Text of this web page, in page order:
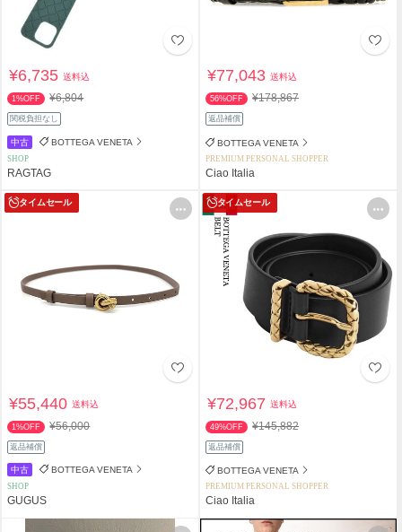
¥6,735送料込
1%OFF ¥6,804
関税負担なし
中古 BOTTEGA VENETA
SHOP
RAGTAG
¥77,043送料込
56%OFF ¥178,867
返品補償
BOTTEGA VENETA
PREMIUM PERSONAL SHOPPER
Ciao Italia
タイムセール
¥55,440送料込
1%OFF ¥56,000
返品補償
中古 BOTTEGA VENETA
SHOP
GUGUS
タイムセール
¥72,967送料込
49%OFF ¥145,882
返品補償
BOTTEGA VENETA
PREMIUM PERSONAL SHOPPER
Ciao Italia